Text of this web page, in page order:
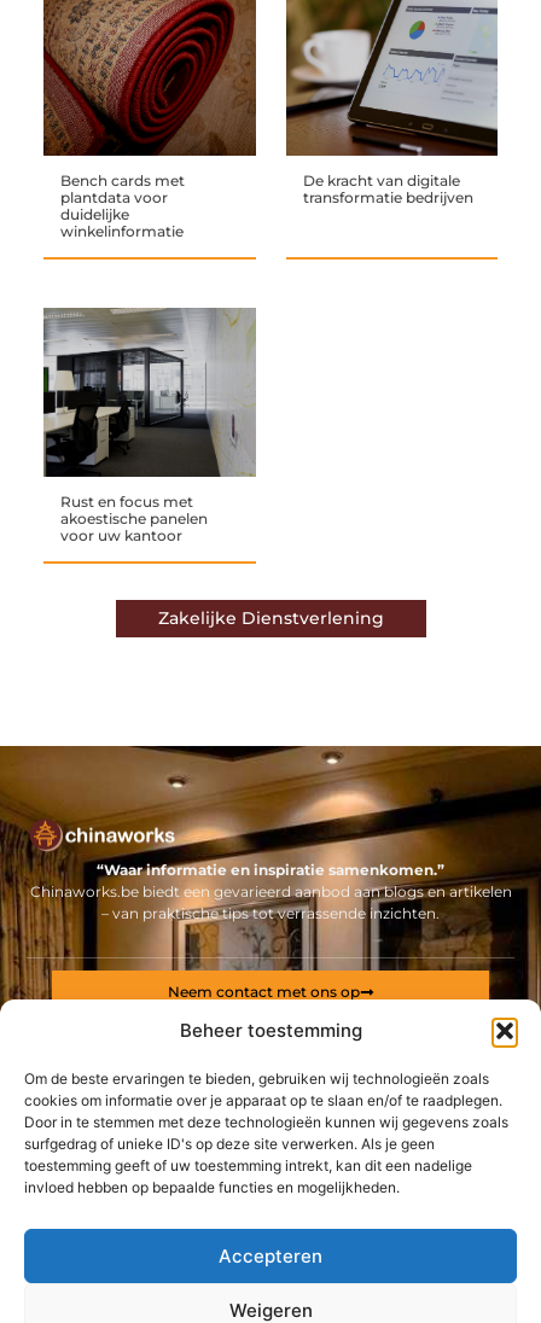
Beheer toestemming
Om de beste ervaringen te bieden, gebruiken wij technologieën zoals
cookies om informatie over je apparaat op te slaan en/of te raadplegen.
Door in te stemmen met deze technologieën kunnen wij gegevens zoals
surfgedrag of unieke ID's op deze site verwerken. Als je geen
toestemming geeft of uw toestemming intrekt, kan dit een nadelige
invloed hebben op bepaalde functies en mogelijkheden.
Accepteren
Weigeren
Bench cards met
plantdata voor
duidelijke
winkelinformatie
De kracht van digitale
transformatie bedrijven
Rust en focus met
akoestische panelen
voor uw kantoor
Zakelijke Dienstverlening
“Waar informatie en inspiratie samenkomen.”
Chinaworks.be biedt een gevarieerd aanbod aan blogs en artikelen
– van praktische tips tot verrassende inzichten.
De best gelezen stukken op een rij
Achat d'une arme de collection : ne manquez pas les
opportunités uniques
Rust en focus met akoestische panelen voor uw kantoor
Vier dingen die je ooit in je leven eens gedaan moet hebben
Dataopslag in een beveiligde cloud
Neem contact met ons op